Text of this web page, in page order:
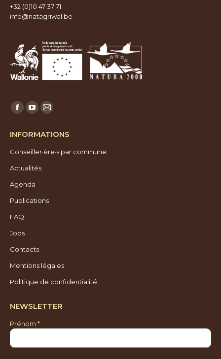
+32 (0)10 47 37 71
info@natagriwal.be
Trouvez nous sur :
Facebook
opens
in
new
YouTube
opens
in
new
E-
page
opens
INFORMATIONS
Conseiller·ère·s par commune
Actualités
Agenda
Publications
FAQ
Jobs
Contacts
Mentions légales
Politique de confidentialité
NEWSLETTER
Prénom *